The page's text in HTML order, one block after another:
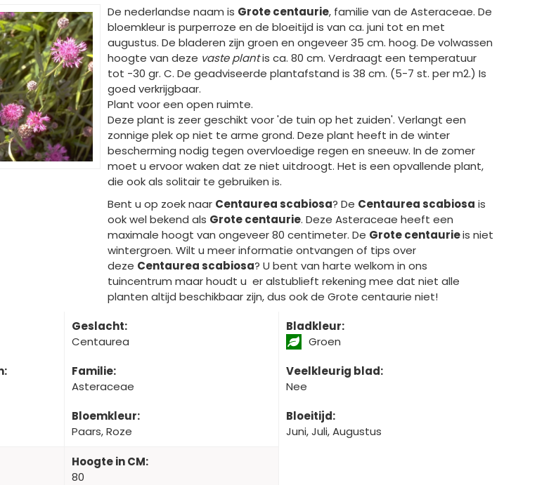
De nederlandse naam is Grote centaurie, familie van de Asteraceae. De
bloemkleur is purperroze en de bloeitijd is van ca. juni tot en met
augustus. De bladeren zijn groen en ongeveer 35 cm. hoog. De volwassen
hoogte van deze vaste plantis ca. 80 cm. Verdraagt een temperatuur
tot -30 gr. C. De geadviseerde plantafstand is 38 cm. (5-7 st. per m2.) Is
goed verkrijgbaar.
Plant voor een open ruimte.
Deze plant is zeer geschikt voor 'de tuin op het zuiden'. Verlangt een
zonnige plek op niet te arme grond. Deze plant heeft in de winter
bescherming nodig tegen overvloedige regen en sneeuw. In de zomer
moet u ervoor waken dat ze niet uitdroogt. Het is een opvallende plant,
die ook als solitair te gebruiken is.
Bent u op zoek naar Centaurea scabiosa? De Centaurea scabiosa is
ook wel bekend als Grote centaurie. Deze Asteraceae heeft een
maximale hoogt van ongeveer 80 centimeter. De Grote centaurieis niet
wintergroen. Wilt u meer informatie ontvangen of tips over
deze Centaurea scabiosa? U bent van harte welkom in ons
tuincentrum maar houdt u er alstublieft rekening mee dat niet alle
planten altijd beschikbaar zijn, dus ook de Grote centaurie niet!
Geslacht:
Centaurea
Familie:
Asteraceae
Bloemkleur:
Paars, Roze
Bladkleur:
Groen
Veelkleurig blad:
Nee
Bloeitijd:
Juni, Juli, Augustus
Hoogte in CM:
80